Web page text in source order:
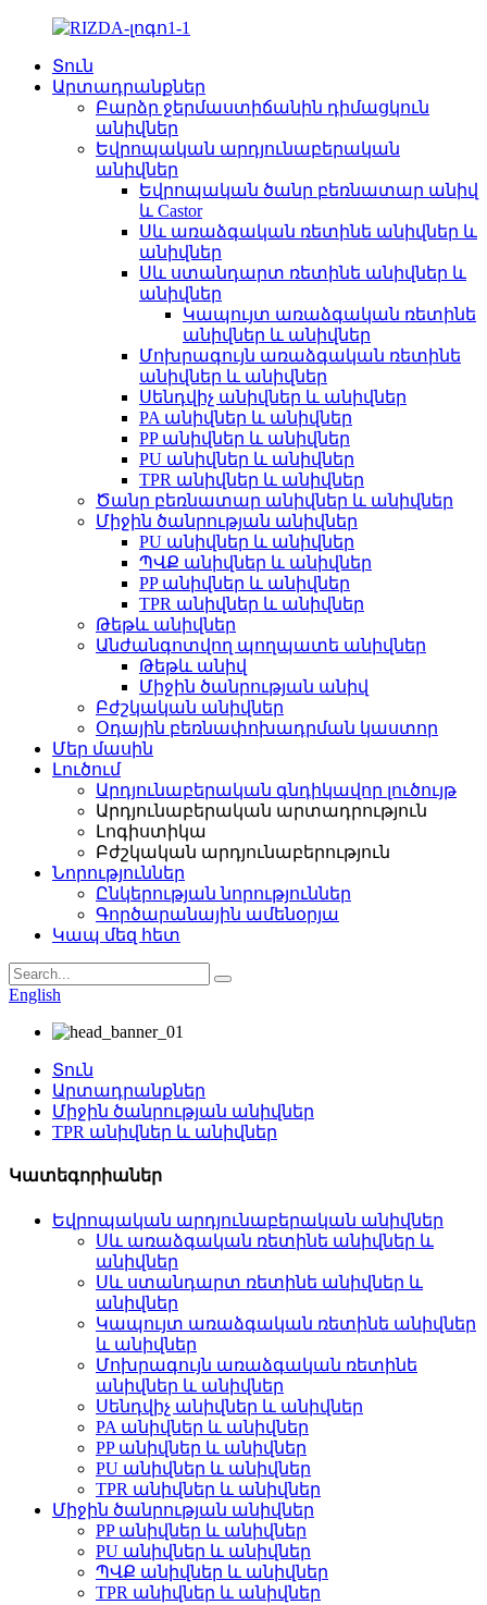
Տուն
Արտադրանքներ
Բարձր ջերմաստիճանին դիմացկուն
անիվներ
Եվրոպական արդյունաբերական
անիվներ
Եվրոպական ծանր բեռնատար անիվ
և Castor
Սև առաձգական ռետինե անիվներ և
անիվներ
Սև ստանդարտ ռետինե անիվներ և
անիվներ
Կապույտ առաձգական ռետինե
անիվներ և անիվներ
Մոխրագույն առաձգական ռետինե
անիվներ և անիվներ
Սենդվիչ անիվներ և անիվներ
PA անիվներ և անիվներ
PP անիվներ և անիվներ
PU անիվներ և անիվներ
TPR անիվներ և անիվներ
Ծանր բեռնատար անիվներ և անիվներ
Միջին ծանրության անիվներ
PU անիվներ և անիվներ
ՊՎՔ անիվներ և անիվներ
PP անիվներ և անիվներ
TPR անիվներ և անիվներ
Թեթև անիվներ
Անժանգոտվող պողպատե անիվներ
Թեթև անիվ
Միջին ծանրության անիվ
Բժշկական անիվներ
Օդային բեռնափոխադրման կաստոր
Մեր մասին
Լուծում
Արդյունաբերական գնդիկավոր լուծույթ
Արդյունաբերական արտադրություն
Լոգիստիկա
Բժշկական արդյունաբերություն
Նորություններ
Ընկերության նորություններ
Գործարանային ամենօրյա
Կապ մեզ հետ
English
Տուն
Արտադրանքներ
Միջին ծանրության անիվներ
TPR անիվներ և անիվներ
Կատեգորիաներ
Եվրոպական արդյունաբերական անիվներ
Սև առաձգական ռետինե անիվներ և
անիվներ
Սև ստանդարտ ռետինե անիվներ և
անիվներ
Կապույտ առաձգական ռետինե անիվներ
և անիվներ
Մոխրագույն առաձգական ռետինե
անիվներ և անիվներ
Սենդվիչ անիվներ և անիվներ
PA անիվներ և անիվներ
PP անիվներ և անիվներ
PU անիվներ և անիվներ
TPR անիվներ և անիվներ
Միջին ծանրության անիվներ
PP անիվներ և անիվներ
PU անիվներ և անիվներ
ՊՎՔ անիվներ և անիվներ
TPR անիվներ և անիվներ